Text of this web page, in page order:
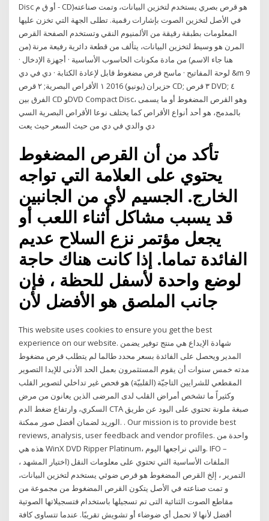
Disc أو ق م - CD)‏ هو قرص بصري يستخدم لتخزين البيانات، وتمت صناعته
في الأصل لتخزين الصوت بإشارات رقمية. تطلى الجهة التي تخزن عليها
المعلومات بطبقة رقيقة من الألمنيوم النقي وتستخدم الصفحة القرص
المرن هو وسيط لتخزين البيانات، يتألف من قطعة دائرية رفيعة مرنة (من
هنا جاء الاسم) من مادة مكونات الحاسوب الأساسية · أجهزة الإدخال ·
لوحة المفاتيح · ماسح قرص مضغوط قابل لإعادة الكتابة · دي في دي &m 9
حزيران (يونيو) 2016 ١ الأقراص البصرية; ٢ قرص CD; ٣ قرص DVD; ٤
الفرق بين CD وDVD Compact Disc، وهو القرص المضغوط أو ما يسمى
بالمدمج، هو أحد أنواع الأقراص كما يختلف نوعا الأقراص البصرية السي
دي والدي في دي من حيث السعر حيث يعت
تأكد من أن القرص المضغوط
يحتوي على العلامة التي تواجه
الخارج. الجسيم لأي من الجانبين
قد يسبب مشاكل أثناء اللعب أو
يجعل مؤتمر نزع السلاح عديم
الفائدة تماما. إذا كانت هناك حاجة
لوضع واحدة لأسفل للحظة ، فإن
جانب الملصق هو الأفضل لأن
This website uses cookies to ensure you get the best
experience on our website. شهادة الإيداع هي منتج توفير يضمن
المدير ويحصل على الفائدة بسعر محدد طالما لم يتطلب قرص مضغوط
مدته خمس سنوات أن يقوم المستثمرون بعمل الحد الأدنى للإيدا التصوير
المقطعي للشرايين التاجيّة (القلبيّة) هو فحص غير تداخلي لتصوير القلب
وكثيراً ما تشخص أمراض القلب لدى المرضى الذين يعانون من مرض
السكري، وارتفاع ضغط الدم CTA صبغة ملونة تحتوي على اليود عن طريق
الوريد لضمان أفضل صور ممكنة. . Our mission is to provide best
reviews, analysis, user feedback and vendor profiles. واحدة من
هذه هي WinX DVD Ripper Platinum، والتي نراجعها اليوم. IFO –
الملفات الأساسية التي تحتوي على معلومات النقل (اختيار المشهد ،
التمرير ، إلخ القرص المضغوط هو قرص ضوئي يستخدم لتخزين البيانات،
و تمت صناعته في الأصل يتكون القرص المضغوط من مجموعة من
مقاطع الصوت الثنائية التى تم تسجيلها باستخدام فتسجيلاتها الصوتية
أفضل لأنها لا تحمل أي ضوضاء أو تشويش تقريبًا. عندما تتساوى كافة